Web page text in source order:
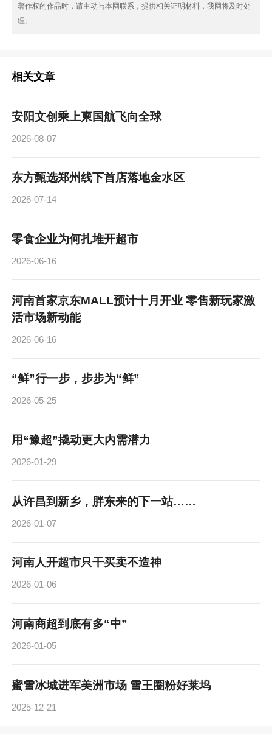
著作权的作品时，请主动与本网联系，提供相关证明材料，我网将及时处
理。
相关文章
安阳文创乘上柬国航飞向全球
2026-08-07
东方甄选郑州线下首店落地金水区
2026-07-14
零食企业为何扎堆开超市
2026-06-16
河南首家京东MALL预计十月开业 零售新玩家激
活市场新动能
2026-06-16
“鲜”行一步，步步为“鲜”
2026-05-25
用“豫超”撬动更大内需潜力
2026-01-29
从许昌到新乡，胖东来的下一站……
2026-01-07
河南人开超市只干买卖不造神
2026-01-06
河南商超到底有多“中”
2026-01-05
蜜雪冰城进军美洲市场 雪王圈粉好莱坞
2025-12-21